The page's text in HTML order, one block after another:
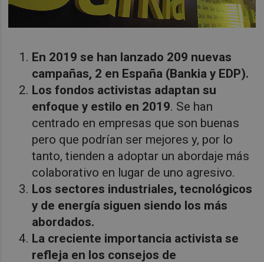
En 2019 se han lanzado 209 nuevas
campañas, 2 en España (Bankia y EDP).
Los fondos activistas adaptan su
enfoque y estilo en 2019. Se han
centrado en empresas que son buenas
pero que podrían ser mejores y, por lo
tanto, tienden a adoptar un abordaje más
colaborativo en lugar de uno agresivo.
Los sectores industriales, tecnológicos
y de energía siguen siendo los más
abordados.
La creciente importancia activista se
refleja en los consejos de